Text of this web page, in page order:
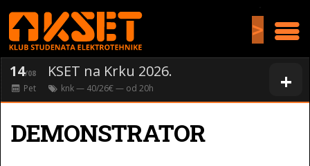
>
+
14/08 KSET na Krku 2026.
Pet knk— 40/26€ — od 20h
DEMONSTRATOR